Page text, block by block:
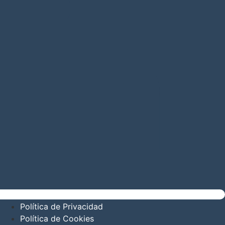
Política de Privacidad
Política de Cookies